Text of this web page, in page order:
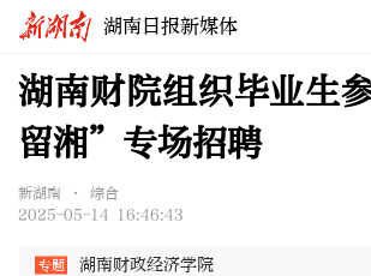
湖南日报新媒体
湖南财院组织毕业生
留湘”专场招聘
新湖南 • 综合
2025-05-14 16:46:43
湖南财政经济学院